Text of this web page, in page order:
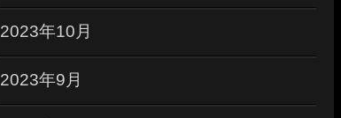
2023年10月
2023年9月